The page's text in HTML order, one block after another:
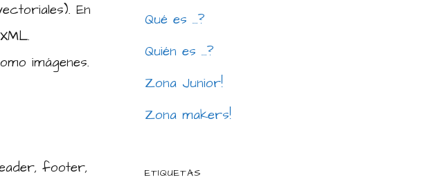
En
imágenes.
footer,
Qué es …?
Quién es …?
Zona Junior!
Zona makers!
ETIQUETAS